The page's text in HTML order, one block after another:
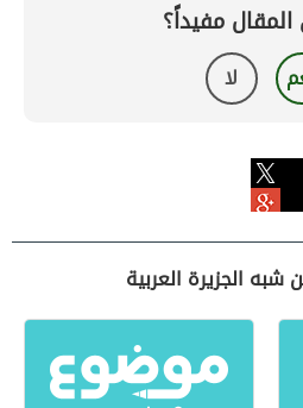
مفيداً؟
لا
الجزيرة العربية